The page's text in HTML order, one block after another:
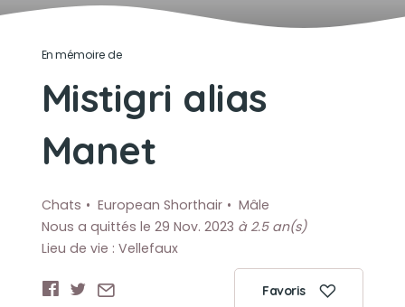
En mémoire de
Mistigri alias
Manet
Chats European Shorthair
Mâle
Nous a quittés le 29 Nov. 2023 à 2.5 an(s)
Lieu de vie : Vellefaux
Favoris